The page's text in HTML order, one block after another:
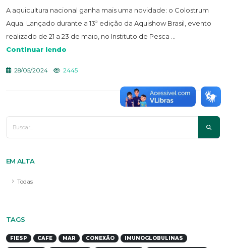
A aquicultura nacional ganha mais uma novidade: o Colostrum
Aqua. Lançado durante a 13ª edição da Aquishow Brasil, evento
realizado de 21 a 23 de maio, no Instituto de Pesca ...
Continuar lendo
28/05/2024 2445
EM ALTA
Todas
TAGS
FIESP CAFE MAR CONEXÃO IMUNOGLOBULINAS